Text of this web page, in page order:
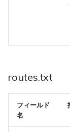
routes.txt
フィールド
名